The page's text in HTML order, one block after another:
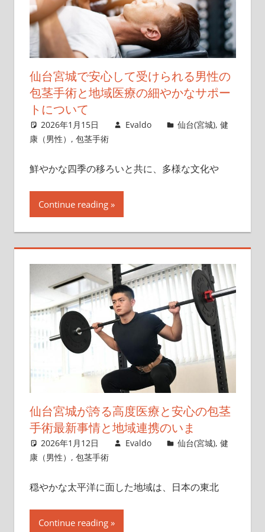
仙台宮城で安心して受けられる男性の
包茎手術と地域医療の細やかなサポー
トについて
2026年1月15日 Evaldo 仙台(宮城),健
康（男性） , 包茎手術
鮮やかな四季の移ろいと共に、多様な文化や
Continue reading
仙台宮城が誇る高度医療と安心の包茎
手術最新事情と地域連携のいま
2026年1月12日 Evaldo 仙台(宮城),健
康（男性） , 包茎手術
穏やかな太平洋に面した地域は、日本の東北
Continue reading